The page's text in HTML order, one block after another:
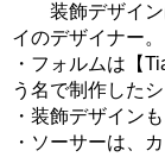
装飾デザイン
イのデザイナー。
・フォルムは【
う名で制作した
・装飾デザイン
・ソーサーは、